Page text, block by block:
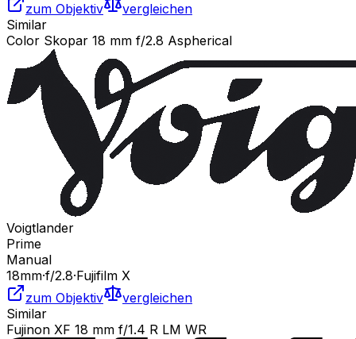
zum Objektiv
vergleichen
Similar
Color Skopar 18 mm f/2.8 Aspherical
Voigtlander
Prime
Manual
18mm·f/2.8·Fujifilm X
zum Objektiv
vergleichen
Similar
Fujinon XF 18 mm f/1.4 R LM WR